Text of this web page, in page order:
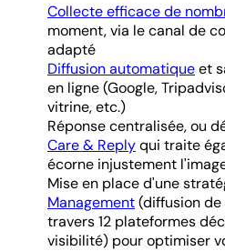
Collecte efficace de
moment, via le canal de
adapté
Diffusion automatiqueet
en ligne (Google,
vitrine, etc.)
Réponse centralisée, ou
Care & Replyqui traite
écorne injustement
Mise en place d'une
Management(diffusion de
travers 12 plateformes
visibilité) pour optimiser